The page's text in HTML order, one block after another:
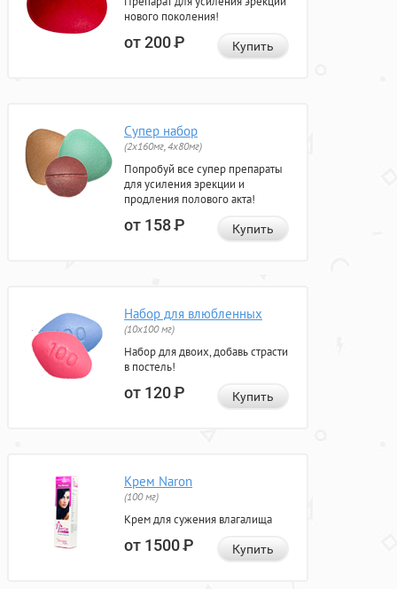
нового поколения!
от 200Р Купить
Супер набор
(2х160мг, 4х80мг)
Попробуй все супер препараты
для усиления эрекции и
продления полового акта!
от 158Р Купить
Набор для влюбленных
(10х100 мг)
Набор для двоих, добавь страсти
в постель!
от 120Р Купить
Крем Naron
(100 мг)
Крем для сужения влагалища
от 1500Р Купить